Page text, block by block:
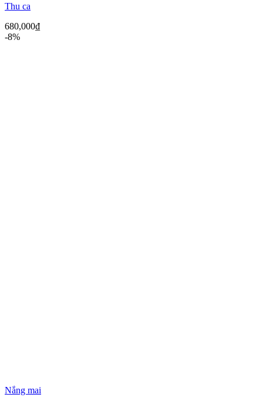
Thu ca
680,000₫
-8%
Nắng mai